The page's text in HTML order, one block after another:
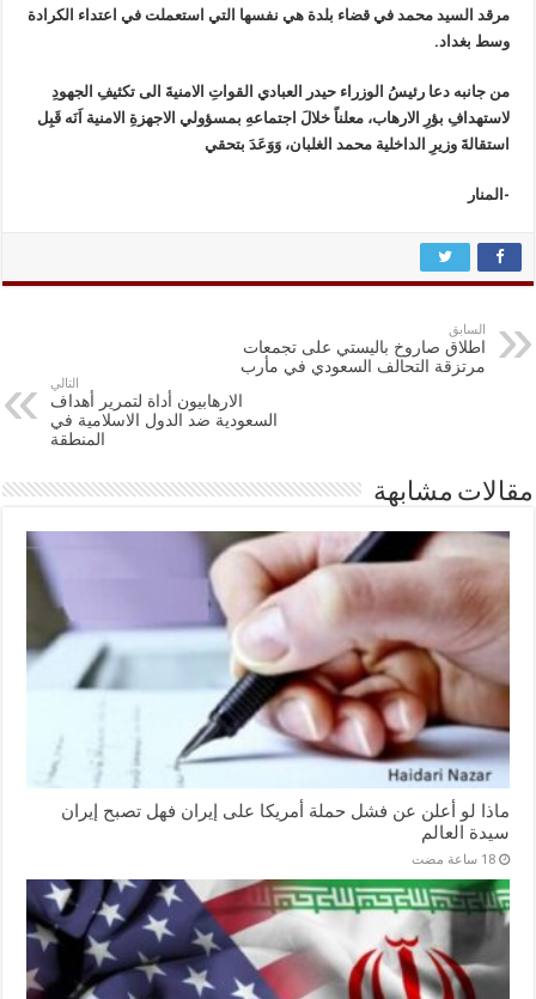
مرقد السيد محمد في قضاء بلدة هي نفسها التي استعملت في اعتداء الكرادة
وسط بغداد.
من جانبه دعا رئيسُ الوزراء حيدر العبادي القواتِ الامنيةَ الى تكثيفِ الجهودِ
لاستهدافِ بؤرِ الارهاب، معلناً خلالَ اجتماعهِ بمسؤولي الاجهزةِ الامنية اَنَه قَبِل
استقالةَ وزيرِ الداخلية محمد الغلبان، وَوَعَدَ بتحقي
-المنار
السابق
اطلاق صاروخ باليستي على تجمعات
مرتزقة التحالف السعودي في مأرب
التالي
الارهابیون أداة لتمریر أهداف
السعودیة ضد الدول الاسلامیة في
المنطقة
مقالات مشابهة
ماذا لو أعلن عن فشل حملة أمريكا على إيران فهل تصبح إيران
سيدة العالم
‏18 ساعة مضت